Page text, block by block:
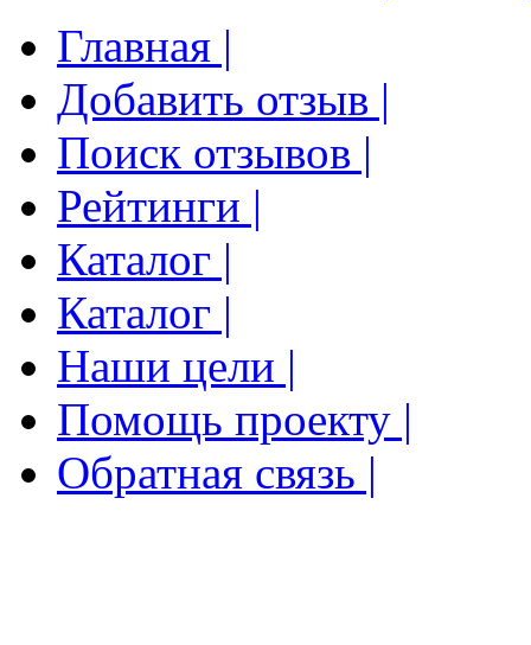
Главная |
Добавить отзыв |
Поиск отзывов |
Рейтинги |
Каталог |
Каталог |
Наши цели |
Помощь проекту |
Обратная связь |